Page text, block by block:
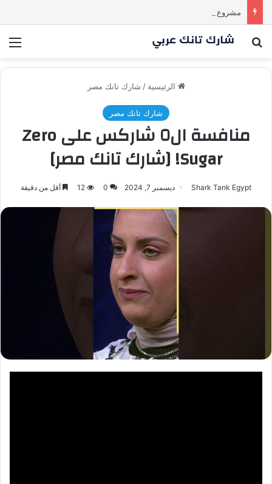
بحث عن
الرئيسية / شارك تانك مصر
شارك تانك مصر
منافسة ال٥ شاركس على Zero
Sugar! [شارك تانك مصر]
Shark Tank Egypt ديسمبر 7, 2024 0
12 أقل من دقيقة